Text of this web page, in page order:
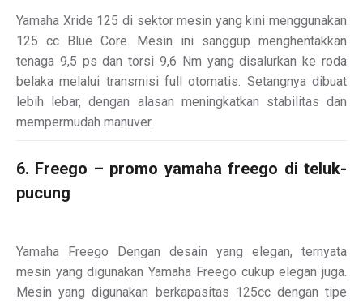
Yamaha Xride 125 di sektor mesin yang kini menggunakan
125 cc Blue Core. Mesin ini sanggup menghentakkan
tenaga 9,5 ps dan torsi 9,6 Nm yang disalurkan ke roda
belaka melalui transmisi full otomatis. Setangnya dibuat
lebih lebar, dengan alasan meningkatkan stabilitas dan
mempermudah manuver.
6. Freego – promo yamaha freego di teluk-
pucung
Yamaha Freego Dengan desain yang elegan, ternyata
mesin yang digunakan Yamaha Freego cukup elegan juga.
Mesin yang digunakan berkapasitas 125cc dengan tipe